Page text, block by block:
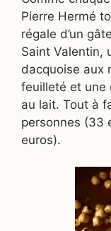
Pierre Hermé
régale d’un
Saint Valentin,
dacquoise aux
feuilleté et une
au lait. Tout à
personnes (33
euros).